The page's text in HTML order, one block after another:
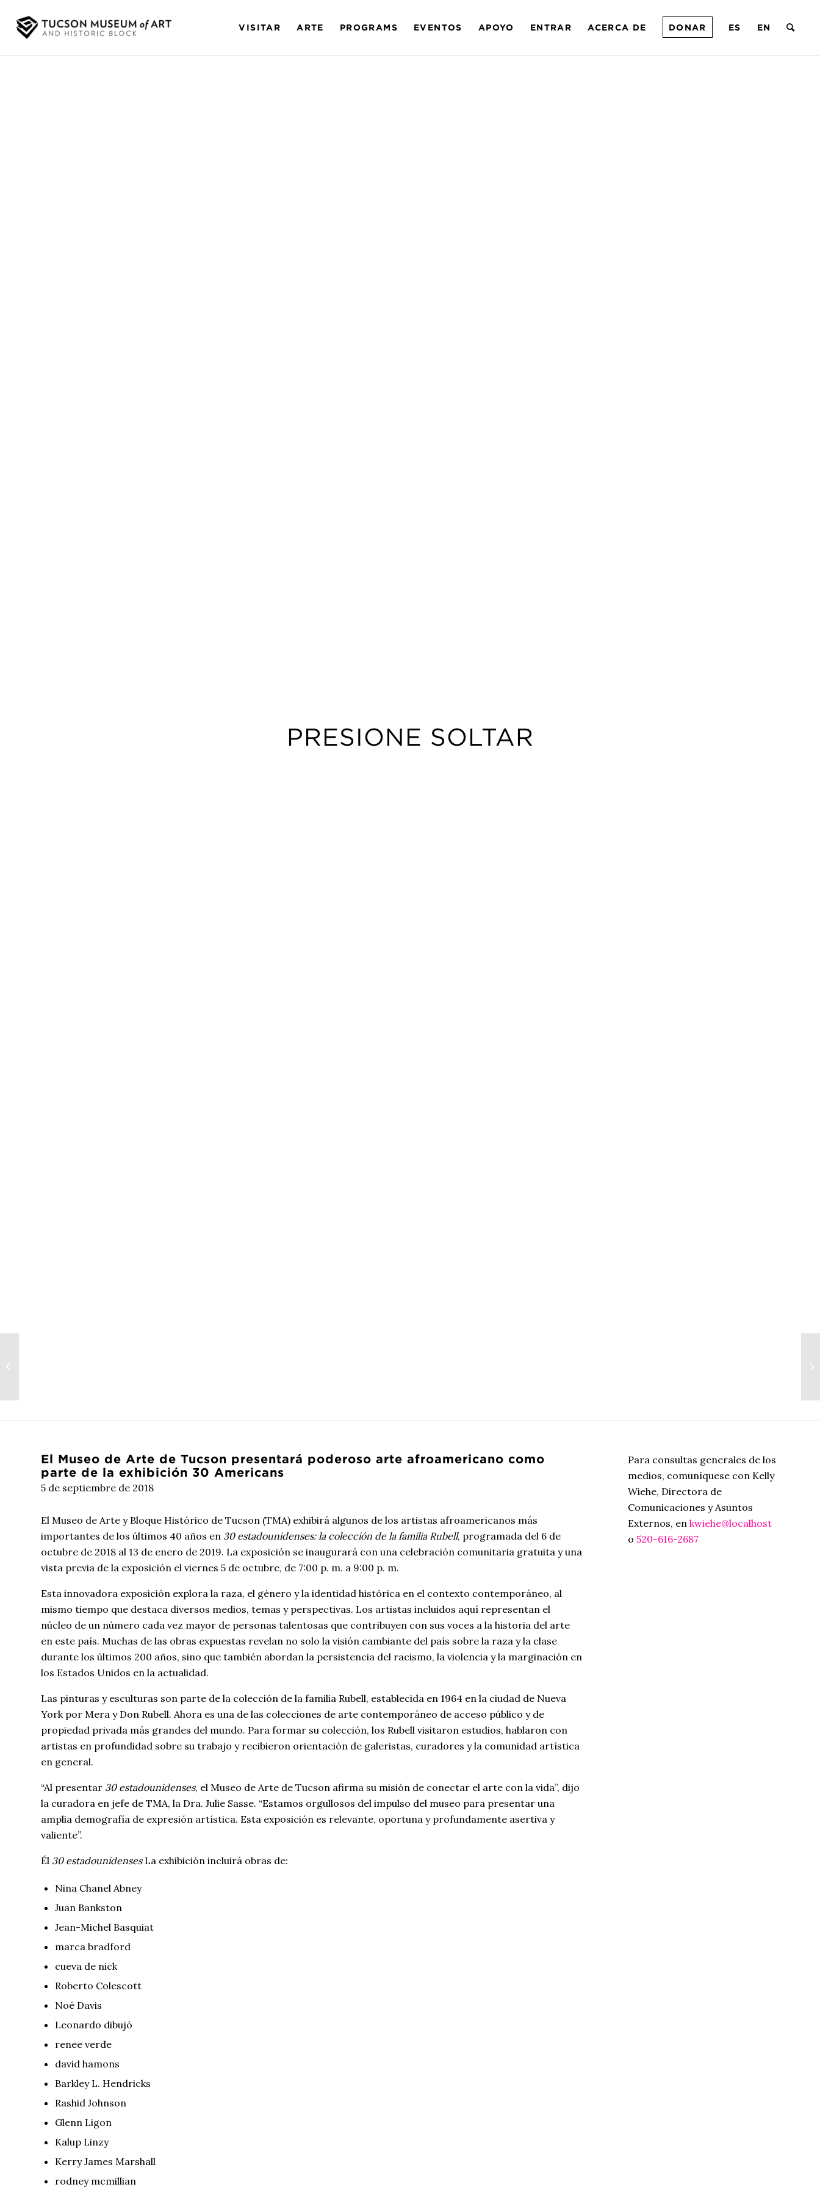
VISITAR ARTE PROGRAMS EVENTOS APOYO ENTRAR ACERCA DE DONAR ES EN
PRESIONE SOLTAR
El Museo de Arte de Tucson presentará poderoso arte afroamericano como
parte de la exhibición 30 Americans
5 de septiembre de 2018
El Museo de Arte y Bloque Histórico de Tucson (TMA) exhibirá algunos de los artistas afroamericanos más
importantes de los últimos 40 años en 30 estadounidenses: la colección de la familia Rubell, programada del 6 de
octubre de 2018 al 13 de enero de 2019. La exposición se inaugurará con una celebración comunitaria gratuita y una
vista previa de la exposición el viernes 5 de octubre, de 7:00 p. m. a 9:00 p. m.
Esta innovadora exposición explora la raza, el género y la identidad histórica en el contexto contemporáneo, al
mismo tiempo que destaca diversos medios, temas y perspectivas. Los artistas incluidos aquí representan el
núcleo de un número cada vez mayor de personas talentosas que contribuyen con sus voces a la historia del arte
en este país. Muchas de las obras expuestas revelan no solo la visión cambiante del país sobre la raza y la clase
durante los últimos 200 años, sino que también abordan la persistencia del racismo, la violencia y la marginación en
los Estados Unidos en la actualidad.
Las pinturas y esculturas son parte de la colección de la familia Rubell, establecida en 1964 en la ciudad de Nueva
York por Mera y Don Rubell. Ahora es una de las colecciones de arte contemporáneo de acceso público y de
propiedad privada más grandes del mundo. Para formar su colección, los Rubell visitaron estudios, hablaron con
artistas en profundidad sobre su trabajo y recibieron orientación de galeristas, curadores y la comunidad artística
en general.
“Al presentar 30 estadounidenses, el Museo de Arte de Tucson afirma su misión de conectar el arte con la vida”, dijo
la curadora en jefe de TMA, la Dra. Julie Sasse. “Estamos orgullosos del impulso del museo para presentar una
amplia demografía de expresión artística. Esta exposición es relevante, oportuna y profundamente asertiva y
valiente”.
Él 30 estadounidensesLa exhibición incluirá obras de:
Nina Chanel Abney
Juan Bankston
Jean-Michel Basquiat
marca bradford
cueva de nick
Roberto Colescott
Noé Davis
Leonardo dibujó
renee verde
david hamons
Barkley L. Hendricks
Rashid Johnson
Glenn Ligon
Kalup Linzy
Kerry James Marshall
rodney mcmillian
Para consultas generales de los
medios, comuníquese con Kelly
Wiehe, Directora de
Comunicaciones y Asuntos
Externos, en kwiehe@localhost
o 520-616-2687